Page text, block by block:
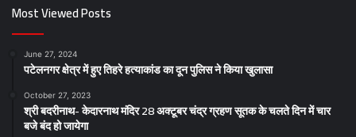
Most Viewed Posts
June 27, 2024
पटेलनगर क्षेत्र में हुए तिहरे हत्याकांड का दून पुलिस ने किया खुलासा
October 27, 2023
श्री बदरीनाथ- केदारनाथ मंदिर 28 अक्टूबर चंद्र ग्रहण सूतक के चलते दिन में चार
बजे बंद हो जायेगा